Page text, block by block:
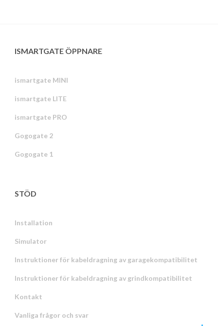
ISMARTGATE ÖPPNARE
ismartgate MINI
ismartgate LITE
ismartgate PRO
Gogogate 2
Gogogate 1
STÖD
Installation
Simulator
Instruktioner för kabeldragning av garagekompatibilitet
Instruktioner för kabeldragning av grindkompatibilitet
Kontakt
Vanliga frågor och svar